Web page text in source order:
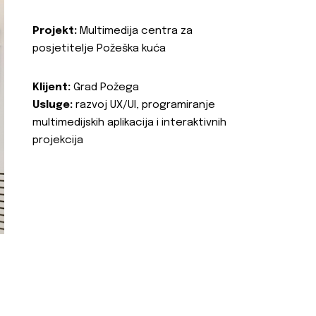
Projekt: Multimedija centra za
posjetitelje Požeška kuća
Klijent: Grad Požega
Usluge: razvoj UX/UI, programiranje
multimedijskih aplikacija i interaktivnih
projekcija